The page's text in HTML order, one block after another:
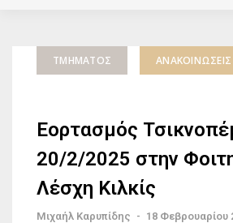
ΤΜΉΜΑΤΟΣ ΑΝΑΚΟΙΝΏΣΕΙΣ
Εορτασμός
20/2/2025 στην
Λέσχη Κιλκίς
Μιχαήλ Καρυπίδης - 18 Φεβρουαρίου